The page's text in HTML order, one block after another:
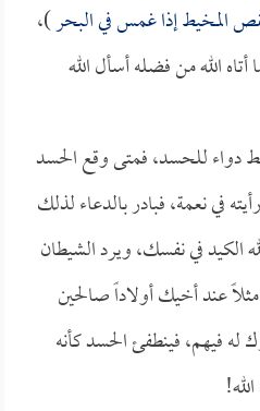
المخيط إذا غمس في البحر)،
الله من فضله أسأل الله
دواء للحسد، فمتى وقع الحسد
في نعمة، فبادر بالدعاء لذلك
الكيد في نفسك، ويرد الشيطان
عند أخيك أولاداً صالحين
فيهم، فينطفئ الحسد كأنه